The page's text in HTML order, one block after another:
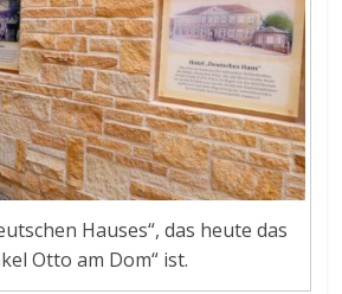
Hauses“, das heute das
Otto am Dom“ ist.